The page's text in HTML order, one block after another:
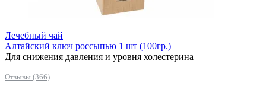
Лечебный чай
Алтайский ключ россыпью 1 шт (100гр.)
Для снижения давления и уровня холестерина
Отзывы (366)